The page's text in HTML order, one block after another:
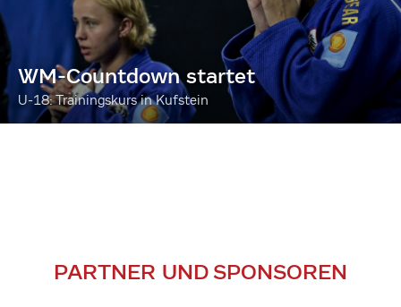
WM-Countdown startet
U-18: Trainingskurs in Kufstein
PARTNER UND SPONSOREN